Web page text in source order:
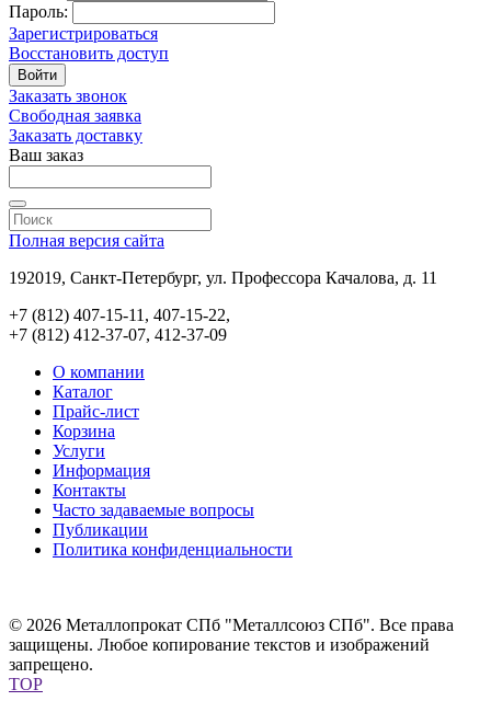
Пароль:
Зарегистрироваться
Восстановить доступ
Войти
Заказать звонок
Свободная заявка
Заказать доставку
Ваш заказ
Полная версия сайта
192019, Санкт-Петербург, ул. Профессора Качалова, д. 11
+7 (812) 407-15-11, 407-15-22,
+7 (812) 412-37-07, 412-37-09
О компании
Каталог
Прайс-лист
Корзина
Услуги
Информация
Контакты
Часто задаваемые вопросы
Публикации
Политика конфиденциальности
© 2026 Металлопрокат СПб "Металлсоюз СПб". Все права
защищены. Любое копирование текстов и изображений
запрещено.
TOP